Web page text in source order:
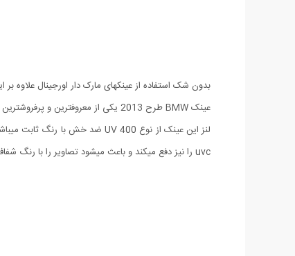
بدون شک استفاده از عینکهای مارک دار اورجینال علاوه
عینک BMW طرح 2013 یکی از معروفترین و پرفروشترین عینکهای این کمپانی بزرگ میباشد که مطمئنا شما هم تا کنون این عینک معروف را بر چشمان دوستان و آشنایان خود دیده اید.
uvc را نیز دفع میکند و باعث میشود تصاویر را با رنگ شفاف ببینید. طراحی این مدل به صورتی بوده که با تمامی چهره ها متناسب باشد. حتما این مدل بی نظیر و استثنایی را تهیه کنید ...